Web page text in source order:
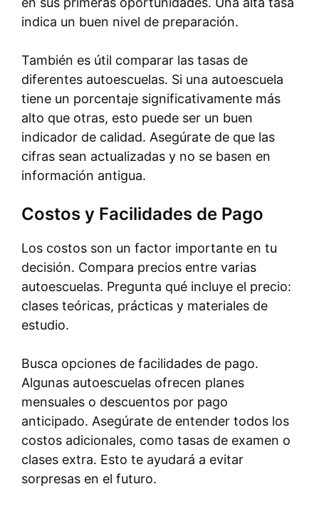
indica un buen nivel de preparación.
También es útil comparar las tasas de
diferentes autoescuelas. Si una autoescuela
tiene un porcentaje significativamente más
alto que otras, esto puede ser un buen
indicador de calidad. Asegúrate de que las
cifras sean actualizadas y no se basen en
información antigua.
Costos y Facilidades de Pago
Los costos son un factor importante en tu
decisión. Compara precios entre varias
autoescuelas. Pregunta qué incluye el precio:
clases teóricas, prácticas y materiales de
estudio.
Busca opciones de facilidades de pago.
Algunas autoescuelas ofrecen planes
mensuales o descuentos por pago
anticipado. Asegúrate de entender todos los
costos adicionales, como tasas de examen o
clases extra. Esto te ayudará a evitar
sorpresas en el futuro.